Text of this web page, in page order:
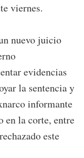
viernes.
nuevo juicio
evidencias
la sentencia y
informante
en la corte, entre
este